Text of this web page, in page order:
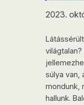
2023.
súlya van,
mondunk,
hallunk.